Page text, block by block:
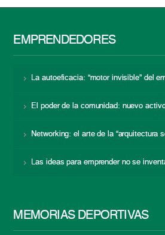
EMPRENDEDORES
La autoeficacia: “motor invisible” del
El poder de la comunidad: nuevo
Networking: el arte de la “arquitectura
Las ideas para emprender no se
MEMORIAS DEPORTIVAS